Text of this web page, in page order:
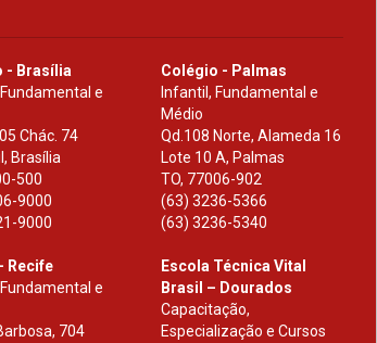
- Brasília
e
Chác. 74
Brasília
500
9000
9000
Colégio - Palmas
Infantil, Fundamental e
Médio
Qd.108 Norte, Alameda 16
Lote 10 A, Palmas
TO, 77006-902
(63) 3236-5366
(63) 3236-5340
Recife
e
704
Escola Técnica Vital
Brasil – Dourados
Capacitação,
Especialização e Cursos